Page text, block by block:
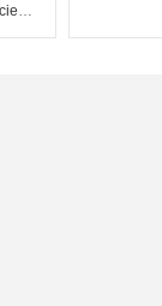
[Ancient Tales] Обновленная версия сайта Ancient Tales